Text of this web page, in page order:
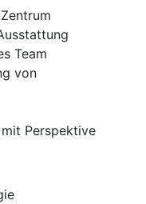
Team
von
Perspektive